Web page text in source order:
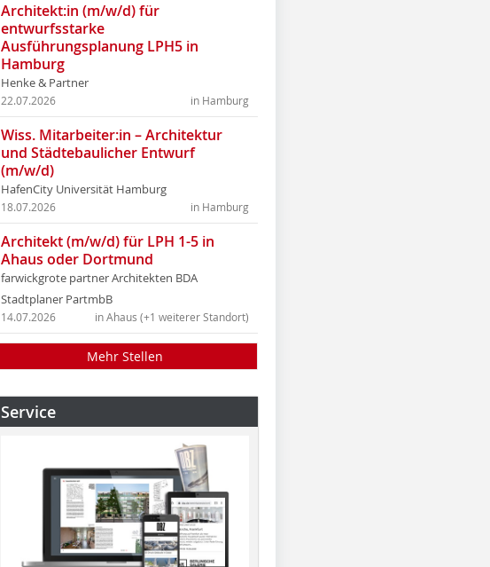
Architekt:in (m/w/d) für
entwurfsstarke
Ausführungsplanung LPH5 in
Hamburg
Henke & Partner
in Hamburg
22.07.2026
Wiss. Mitarbeiter:in – Architektur
und Städtebaulicher Entwurf
(m/w/d)
HafenCity Universität Hamburg
in Hamburg
18.07.2026
Architekt (m/w/d) für LPH 1-5 in
Ahaus oder Dortmund
farwickgrote partner Architekten BDA
Stadtplaner PartmbB
in Ahaus (+1 weiterer Standort)
14.07.2026
Mehr Stellen
Service